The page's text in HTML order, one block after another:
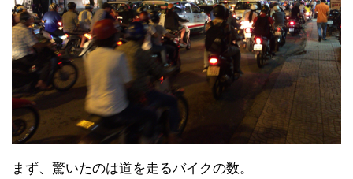
まず、驚いたのは道を走るバイクの数。